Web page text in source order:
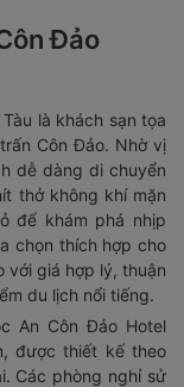
Đảo
là khách sạn tọa
Côn Đảo. Nhờ vị
dễ dàng di chuyển
thở không khí mặn
để khám phá nhịp
chọn thích hợp cho
với giá hợp lý, thuận
du lịch nổi tiếng.
An Côn Đảo Hotel
được thiết kế theo
Các phòng nghỉ sử